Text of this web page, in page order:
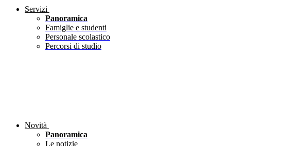
Servizi
Panoramica
Famiglie e studenti
Personale scolastico
Percorsi di studio
Novità
Panoramica
Le notizie